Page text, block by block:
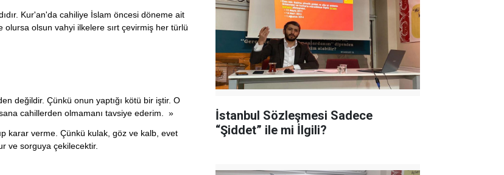
Kur'an'da cahiliye İslam öncesi döneme ait
olsun vahyi ilkelere sırt çevirmiş her türlü
değildir. Çünkü onun yaptığı kötü bir iştir. O
cahillerden olmamanı tavsiye ederim. »
karar verme. Çünkü kulak, göz ve kalb, evet
ve sorguya çekilecektir.
İstanbul Sözleşmesi Sadece
“Şiddet” ile mi İlgili?